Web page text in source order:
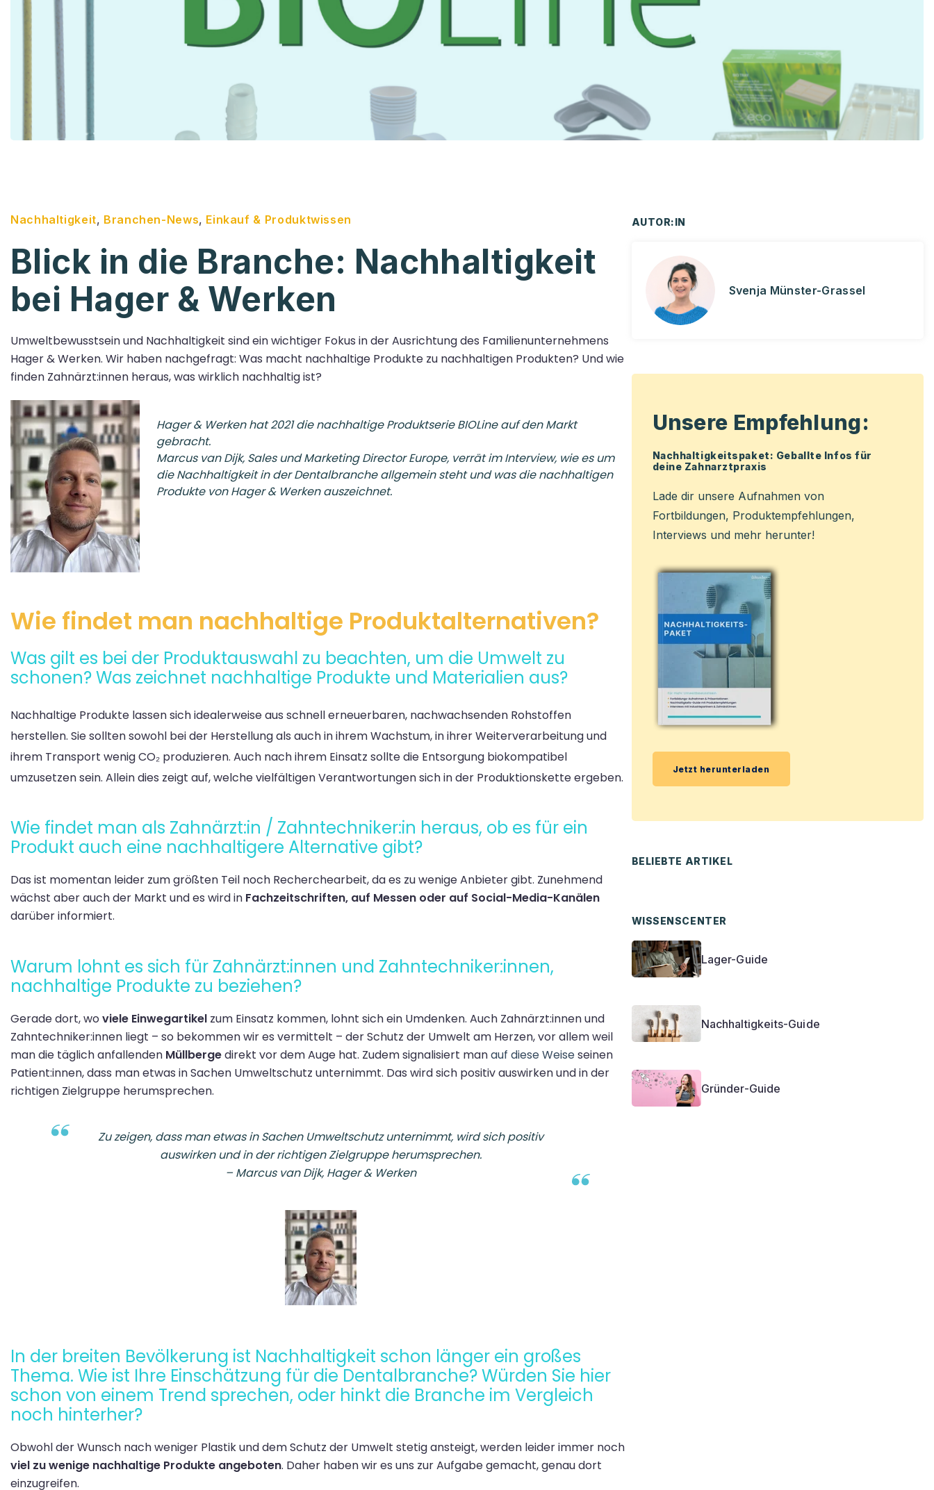
Nachhaltigkeit, Branchen-News, Einkauf & Produktwissen
Blick in die Branche: Nachhaltigkeit
bei Hager & Werken
Umweltbewusstsein und Nachhaltigkeit sind ein wichtiger Fokus in der Ausrichtung des Familienunternehmens
Hager & Werken. Wir haben nachgefragt: Was macht nachhaltige Produkte zu nachhaltigen Produkten? Und wie
finden Zahnärzt:innen heraus, was wirklich nachhaltig ist?
Hager & Werken hat 2021 die nachhaltige Produktserie BIOLine auf den Markt
gebracht.
Marcus van Dijk, Sales und Marketing Director Europe, verrät im Interview, wie es um
die Nachhaltigkeit in der Dentalbranche allgemein steht und was die nachhaltigen
Produkte von Hager & Werken auszeichnet.
Wie findet man nachhaltige Produktalternativen?
Was gilt es bei der Produktauswahl zu beachten, um die Umwelt zu
schonen? Was zeichnet nachhaltige Produkte und Materialien aus?
Nachhaltige Produkte lassen sich idealerweise aus schnell erneuerbaren, nachwachsenden Rohstoffen
herstellen. Sie solltensowohl bei der Herstellungals auchinihrem Wachstum, in ihrer Weiterverarbeitung und
ihrem Transport wenig CO₂ produzieren. Auch nach ihrem Einsatz sollte die Entsorgung biokompatibel
umzusetzen sein. Allein dies zeigt auf,welche vielfältigen Verantwortungen sich in der Produktionskette ergeben.
Wie findet man als Zahnärzt:in / Zahntechniker:in heraus, ob es für ein
Produkt auch eine nachhaltigere Alternative gibt?
Das ist momentan leider zum größten Teil noch Recherchearbeit, da es zu wenige Anbieter gibt. Zunehmend
wächst aber auch der Markt und es wird in Fachzeitschriften, auf Messen oder auf Social-Media-Kanälen
darüber informiert.
Warum lohnt es sich für Zahnärzt:innen und Zahntechniker:innen,
nachhaltige Produkte zu beziehen?
Gerade dort, wo viele Einwegartikel zum Einsatz kommen, lohnt sich ein Umdenken. Auch Zahnärzt:innen und
Zahntechniker:innen liegt – so bekommen wir es vermittelt – der Schutz der Umwelt am Herzen, vor allem weil
man die täglich anfallenden Müllbergedirekt vor dem Auge hat. Zudem signalisiert manauf diese Weiseseinen
Patient:innen, dass man etwas in Sachen Umweltschutz unternimmt. Das wird sich positiv auswirken und in der
richtigen Zielgruppe herumsprechen.
Zu zeigen, dass man etwas in Sachen Umweltschutz unternimmt, wird sich positiv
auswirken und in der richtigen Zielgruppe herumsprechen.
– Marcus van Dijk, Hager & Werken
In der breiten Bevölkerung ist Nachhaltigkeit schon länger ein großes
Thema. Wie ist Ihre Einschätzung für die Dentalbranche? Würden Sie hier
schon von einem Trend sprechen, oder hinkt die Branche im Vergleich
noch hinterher?
Obwohl der Wunsch nach weniger Plastik und dem Schutz der Umwelt stetig ansteigt, werden leider immer noch
viel zu wenige nachhaltige Produkte angeboten. Daher haben wir es uns zur Aufgabe gemacht, genau dort
einzugreifen.
AUTOR:IN
Svenja Münster-Grassel
Unsere Empfehlung:
Nachhaltigkeitspaket: Geballte Infos für
deine Zahnarztpraxis
Lade dir unsere Aufnahmen von
Fortbildungen, Produktempfehlungen,
Interviews und mehr herunter!
Jetzt herunterladen
BELIEBTE ARTIKEL
WISSENSCENTER
Lager-Guide
Nachhaltigkeits-Guide
Gründer-Guide